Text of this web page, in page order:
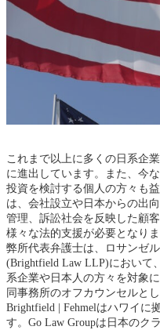
これまで以上に多くの日系企
に進出しています。また、今
投資を検討する個人の方々も
は、会社設立や日本からの出
管理、訴訟社会を反映した顧
様々な法的支援が必要となりま
弊所代表弁護士は、ロサンゼ
(Brightfield Law LLP)において
系企業や日本人の方々を対象
同事務所のオフカウンセルと
Brightfield | Fehmelはハワイに
す。Go Law Groupは日本のク